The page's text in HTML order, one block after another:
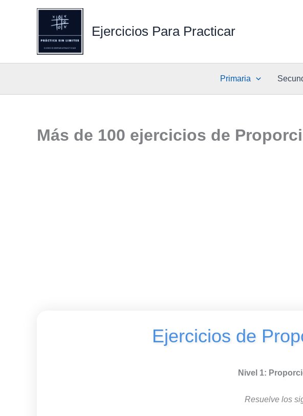
Ejercicios Para Practicar
Primaria
Más de 100 ejercicios de
Ejercicios de
Nivel 1:
Resuelve los